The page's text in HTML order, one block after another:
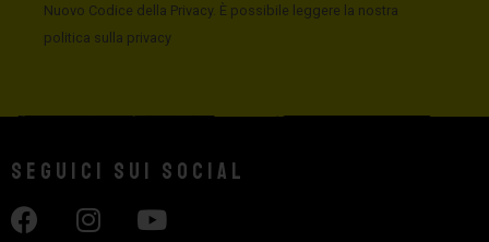
Nuovo Codice della Privacy. È possibile leggere la nostra
politica sulla privacy
Seguici sui social